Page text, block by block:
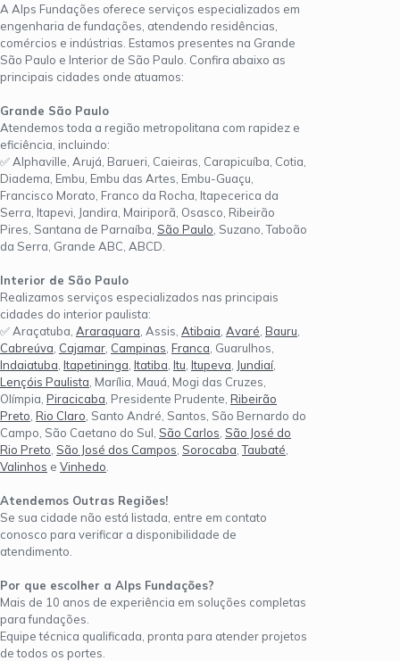
A Alps Fundações oferece serviços especializados em
engenharia de fundações, atendendo residências,
comércios e indústrias. Estamos presentes na Grande
São Paulo e Interior de São Paulo. Confira abaixo as
principais cidades onde atuamos:
Grande São Paulo
Atendemos toda a região metropolitana com rapidez e
eficiência, incluindo:
✅ Alphaville, Arujá, Barueri, Caieiras, Carapicuíba, Cotia,
Diadema, Embu, Embu das Artes, Embu-Guaçu,
Francisco Morato, Franco da Rocha, Itapecerica da
Serra, Itapevi, Jandira, Mairiporã, Osasco, Ribeirão
Pires, Santana de Parnaíba, São Paulo , Suzano, Taboão
da Serra, Grande ABC, ABCD.
Interior de São Paulo
Realizamos serviços especializados nas principais
cidades do interior paulista:
✅ Araçatuba, Araraquara , Assis, Atibaia Avaré Bauru
Cabreúva Cajamar Campinas Franca , Guarulhos,
Indaiatuba Itapetininga Itatiba Itu Itupeva Jundiaí,
Lençóis Paulista , Marília, Mauá, Mogi das Cruzes,
Olímpia, Piracicaba , Presidente Prudente, Ribeirão
Preto Rio Claro , Santo André, Santos, São Bernardo do
Campo, São Caetano do Sul, São Carlos São José do
Rio Preto São José dos Campos Sorocaba ,Taubaté
Valinhos e Vinhedo
Atendemos Outras Regiões!
Se sua cidade não está listada, entre em contato
conosco para verificar a disponibilidade de
atendimento.
Por que escolher a Alps Fundações?
Mais de 10 anos de experiência em soluções completas
para fundações.
Equipe técnica qualificada, pronta para atender projetos
de todos os portes.